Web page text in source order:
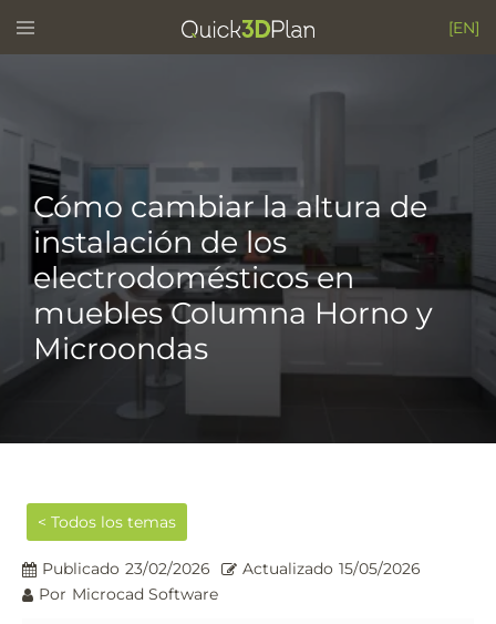
Toggle
menu [EN]
Cómo cambiar la altura de
instalación de los
electrodomésticos en
muebles Columna Horno y
Microondas
< Todos los temas
Publicado 23/02/2026 Actualizado 15/05/2026
Por Microcad Software